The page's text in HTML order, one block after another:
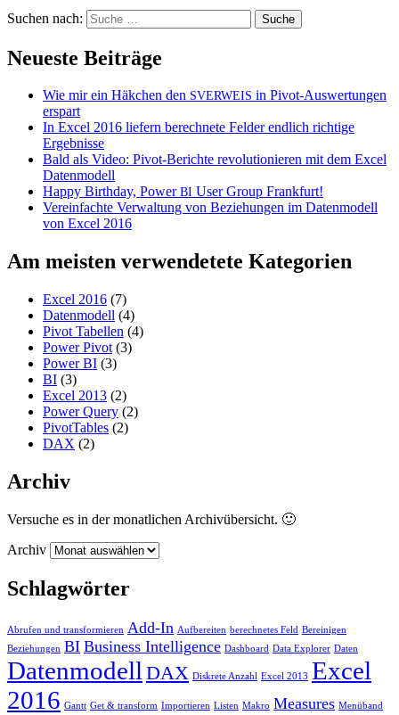
Suchen nach:
Neueste Beiträge
Wie mir ein Häkchen den SVERWEIS in Pivot-Auswertungen
erspart
In Excel 2016 liefern berechnete Felder endlich richtige
Ergebnisse
Bald als Video: Pivot-Berichte revolutionieren mit dem Excel
Datenmodell
Happy Birthday, PowerBI User Group Frankfurt!
Vereinfachte Verwaltung von Beziehungen im Datenmodell
von Excel 2016
Am meisten verwendetete Kategorien
Excel 2016 (7)
Datenmodell (4)
Pivot Tabellen (4)
Power Pivot (3)
Power BI (3)
BI (3)
Excel 2013 (2)
Power Query (2)
PivotTables (2)
DAX (2)
Archiv
Versuche es in der monatlichen Archivübersicht. 🙂
Archiv
Schlagwörter
Abrufen und transformieren Add-In Aufbereiten berechnetes Feld Bereinigen
Beziehungen BI Business Intelligence Dashboard Data Explorer Daten
Datenmodell DAX Diskrete Anzahl Excel 2013 Excel
2016 Gantt Get & transform Importieren Listen Makro Measures Menüband